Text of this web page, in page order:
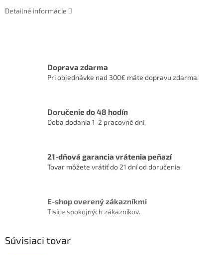
Detailné informácie
Doprava zdarma
Pri objednávke nad 300€ máte dopravu zdarma.
Doručenie do 48 hodín
Doba dodania 1-2 pracovné dni.
21-dňová garancia vrátenia peňazí
Tovar môžete vrátiť do 21 dní od doručenia.
E-shop overený zákazníkmi
Tisíce spokojných zákazníkov.
Súvisiaci tovar